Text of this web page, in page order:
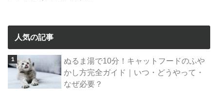
人気の記事
ぬるま湯で10分！キャットフードのふや
かし方完全ガイド｜いつ・どうやって・
なぜ必要？